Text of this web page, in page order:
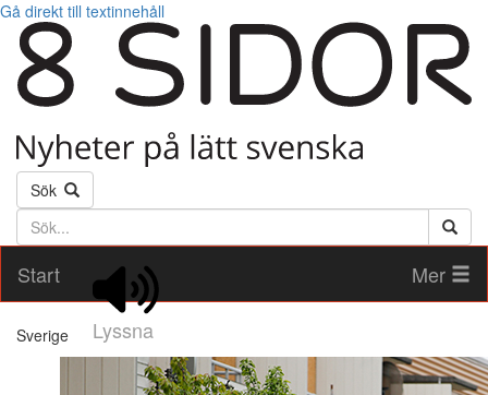
Gå direkt till textinnehåll
Sök
Söktext
Start
Lyssna
Mer
Sverige